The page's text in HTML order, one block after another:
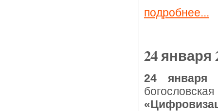
подробнее...
24 января
24 января